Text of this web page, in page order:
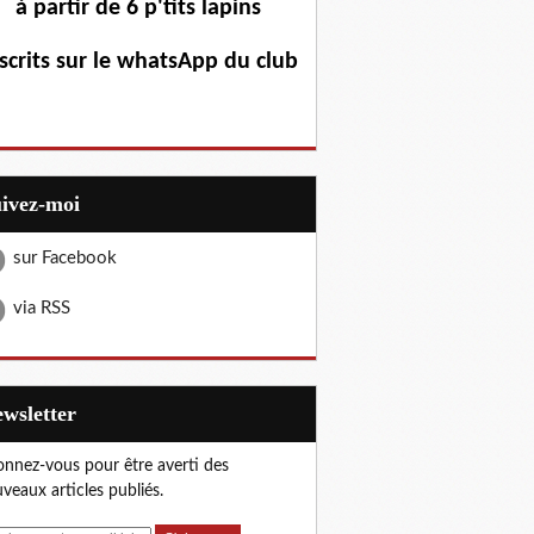
à partir de 6 p'tits lapins
sur le whatsApp du club
moi
sur Facebook
via RSS
vous pour être averti des
articles publiés.